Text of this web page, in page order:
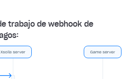
trabajo de webhook de